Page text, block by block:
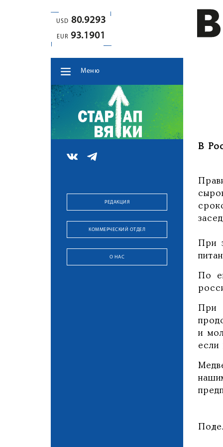
USD 80.9293
EUR 93.1901
Меню
РЕДАКЦИЯ
КОММЕРЧЕСКИЙ ОТДЕЛ
О НАС
В
При
По
При
и
если